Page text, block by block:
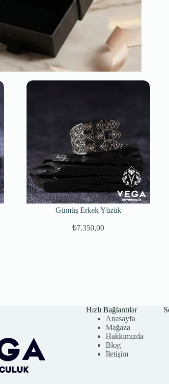
Gümüş Erkek Yüzük
₺7.350,00
Hızlı Bağlantılar
Anasayfa
Mağaza
Hakkımızda
Blog
İletişim